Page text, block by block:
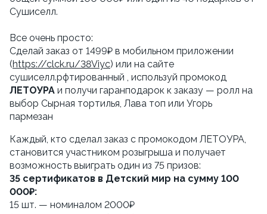
Сушиселл.
Все очень просто:
Сделай заказ от 1499₽ в мобильном приложении
(https://clck.ru/38Viyc) или на сайте
ЛЕТОУРА и получи гаранподарок к заказу — ролл на
выбор Сырная тортилья, Лава топ или Угорь
пармезан
Каждый, кто сделал заказ с промокодом ЛЕТОУРА,
становится участником розыгрыша и получает
возможность выиграть один из 75 призов:
35 сертификатов в Детский мир на сумму 100
000₽:
15 шт. — номиналом 2000₽